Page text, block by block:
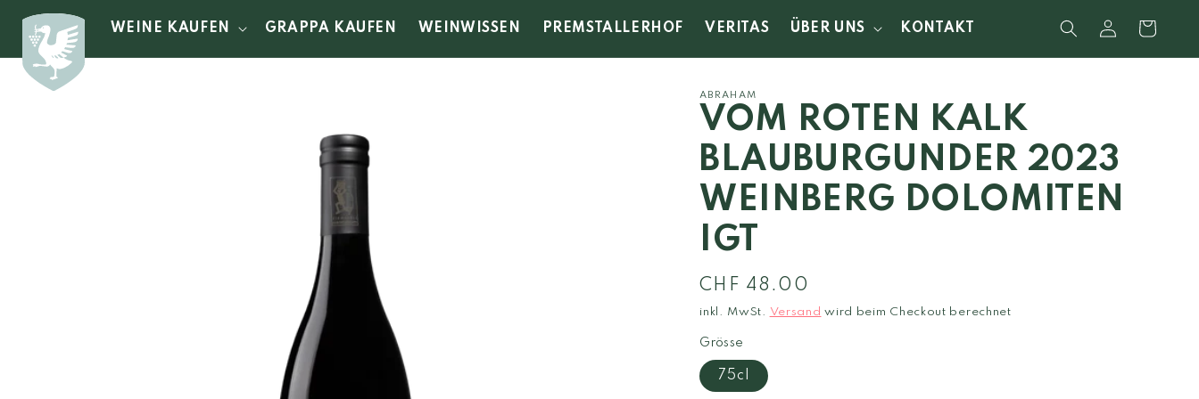
zum
Inhalt
WEINE KAUFEN GRAPPA KAUFEN WEINWISSEN PREMSTALLERHOF VERITAS ÜBER UNS KONTAKT EinloggenWarenkorb
ABRAHAM
VOM ROTEN KALK
BLAUBURGUNDER 2023
WEINBERG DOLOMITEN
IGT
Normaler
Preis
CHF 48.00
inkl. MwSt. Versand wird beim Checkout berechnet
Grösse
75cl